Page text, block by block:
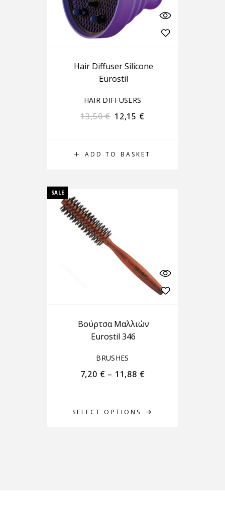
ADD TO BASKET
Hair Diffuser Silicone
Eurostil
HAIR DIFFUSERS
13,50€ 12,15 €
SALE
SELECT OPTIONS
Βούρτσα Μαλλιών
Eurostil 346
BRUSHES
7,20 € – 11,88 €